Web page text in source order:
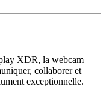
XDR, la webcam
collaborer et
exceptionnelle.